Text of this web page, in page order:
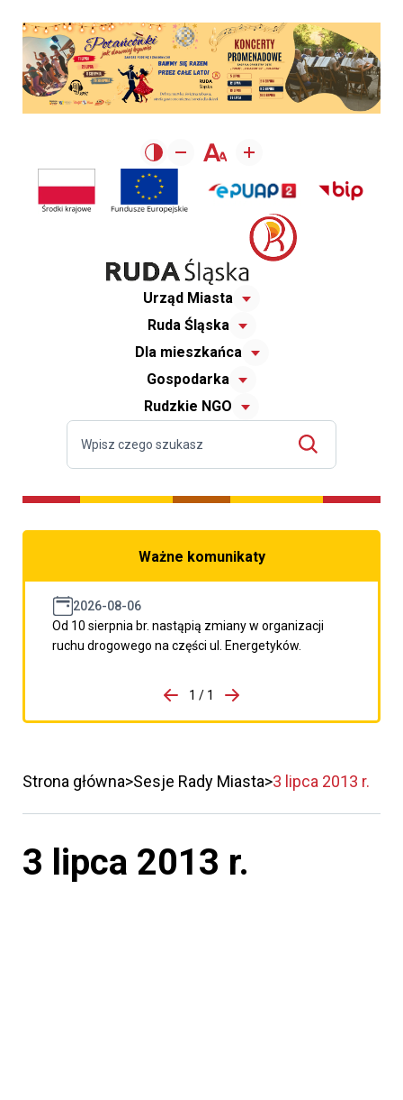
Urząd Miasta
Ruda Śląska
Dla mieszkańca
Gospodarka
Rudzkie NGO
Ważne komunikaty
2026-08-06
Od 10 sierpnia br. nastąpią zmiany w organizacji
ruchu drogowego na części ul. Energetyków.
porzpedniego komunikatu
1 / 1
Przejdź do następnego
Strona główna Sesje Rady Miasta 3 lipca 2013 r.
3 lipca 2013 r.